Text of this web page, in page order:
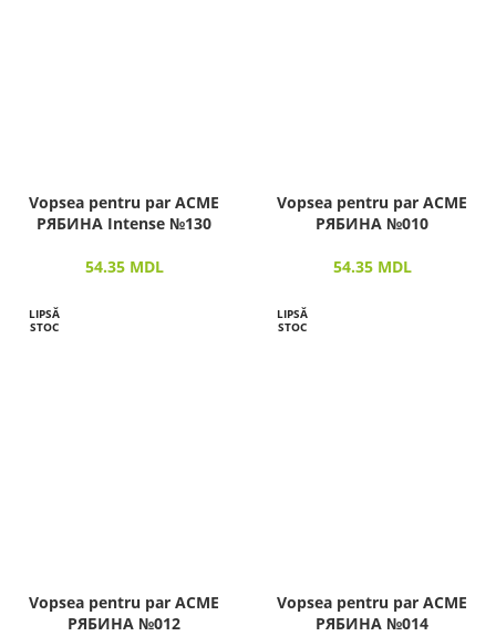
Vopsea pentru par ACME
РЯБИНА Intense №130
54.35 MDL
Vopsea pentru par ACME
РЯБИНА №010
54.35 MDL
LIPSĂ
STOC
Vopsea pentru par ACME
РЯБИНА №012
LIPSĂ
STOC
Vopsea pentru par ACME
РЯБИНА №014